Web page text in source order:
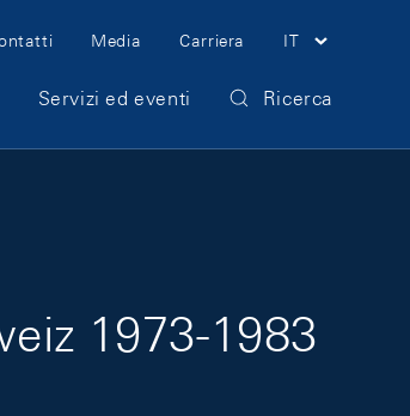
Navigation
Media Carriera IT
Servizi ed eventi Ricerca
1973-1983